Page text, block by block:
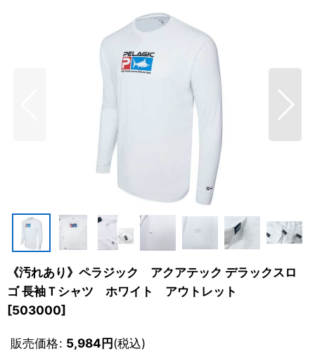
《汚れあり》ペラジック アクアテック デラックスロ
ゴ 長袖Ｔシャツ ホワイト アウトレット
[503000]
販売価格: 5,984円(税込)